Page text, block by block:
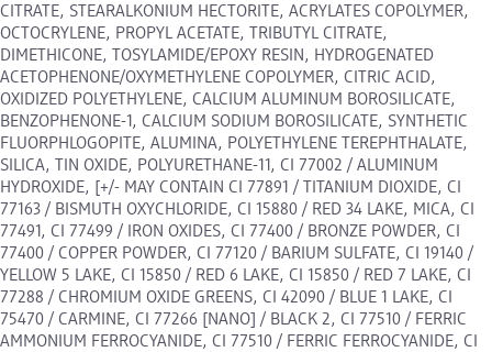
CITRATE, STEARALKONIUM HECTORITE, ACRYLATES COPOLYMER,
OCTOCRYLENE, PROPYL ACETATE, TRIBUTYL CITRATE,
DIMETHICONE, TOSYLAMIDE/EPOXY RESIN, HYDROGENATED
ACETOPHENONE/OXYMETHYLENE COPOLYMER, CITRIC ACID,
OXIDIZED POLYETHYLENE, CALCIUM ALUMINUM BOROSILICATE,
BENZOPHENONE-1, CALCIUM SODIUM BOROSILICATE, SYNTHETIC
FLUORPHLOGOPITE, ALUMINA, POLYETHYLENE TEREPHTHALATE,
SILICA, TIN OXIDE, POLYURETHANE-11, CI 77002 / ALUMINUM
HYDROXIDE, [+/- MAY CONTAIN CI 77891 / TITANIUM DIOXIDE, CI
77163 / BISMUTH OXYCHLORIDE, CI 15880 / RED 34 LAKE, MICA, CI
77491, CI 77499 / IRON OXIDES, CI 77400 / BRONZE POWDER, CI
77400 / COPPER POWDER, CI 77120 / BARIUM SULFATE, CI 19140 /
YELLOW 5 LAKE, CI 15850 / RED 6 LAKE, CI 15850 / RED 7 LAKE, CI
77288 / CHROMIUM OXIDE GREENS, CI 42090 / BLUE 1 LAKE, CI
75470 / CARMINE, CI 77266 [NANO] / BLACK 2, CI 77510 / FERRIC
AMMONIUM FERROCYANIDE, CI 77510 / FERRIC FERROCYANIDE, CI